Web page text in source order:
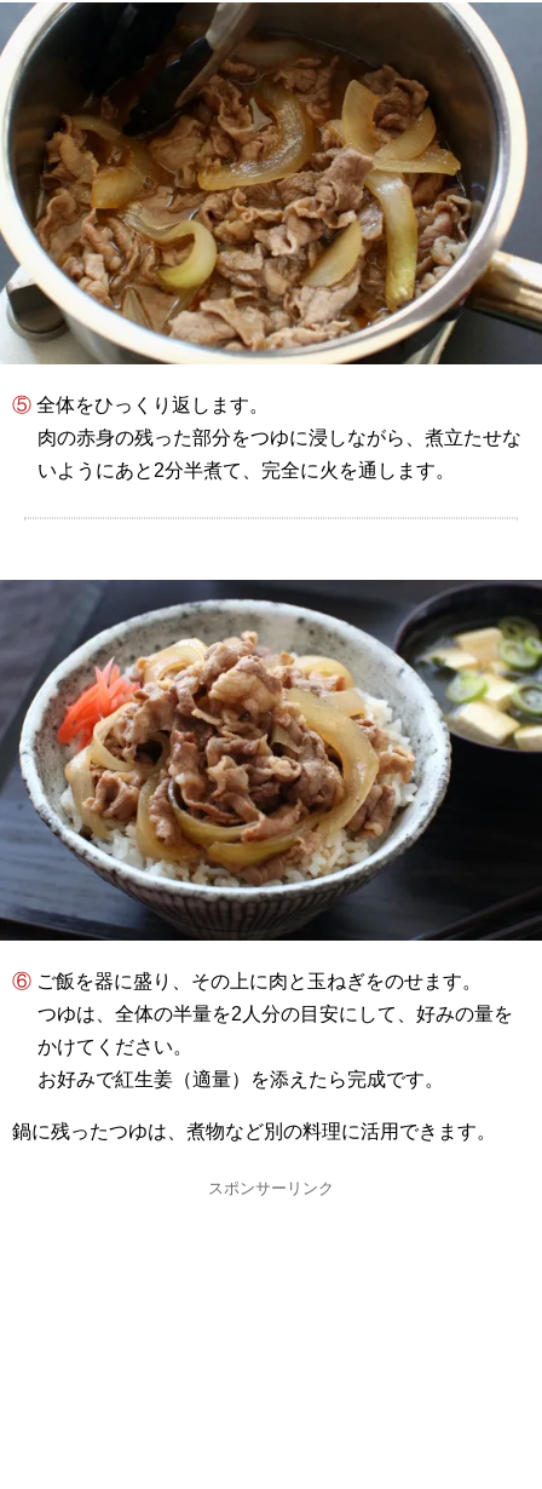
⑤ 全体をひっくり返します。
肉の赤身の残った部分をつゆに浸しながら、煮立たせな
いようにあと2分半煮て、完全に火を通します。
⑥ ご飯を器に盛り、その上に肉と玉ねぎをのせます。
つゆは、全体の半量を2人分の目安にして、好みの量を
かけてください。
お好みで紅生姜（適量）を添えたら完成です。
鍋に残ったつゆは、煮物など別の料理に活用できます。
スポンサーリンク